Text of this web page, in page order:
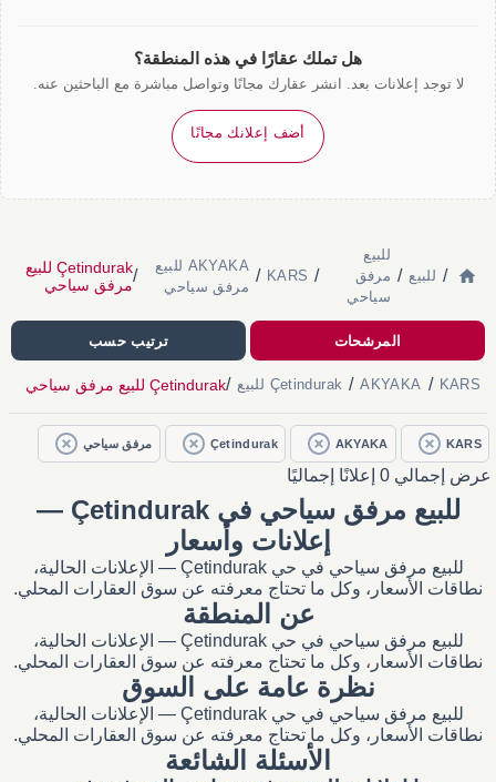
هل تملك عقارًا في هذه المنطقة؟
لا توجد إعلانات بعد. انشر عقارك مجانًا وتواصل مباشرة مع الباحثين عنه.
أضف إعلانك مجانًا
/ للبيع /
للبيع
مرفق
سياحي
/
KARS
/
AKYAKA للبيع
مرفق سياحي
/
Çetindurak للبيع
مرفق سياحي
المرشحات ترتيب حسب
KARS
/
AKYAKA
/ Çetindurak للبيع /Çetindurak للبيع مرفق سياحي
KARS
AKYAKA
Çetindurak مرفق سياحي
عرض إجمالي 0 إعلانًا إجماليًا
للبيع مرفق سياحي في Çetindurak —
إعلانات وأسعار
للبيع مرفق سياحي في حي Çetindurak — الإعلانات الحالية،
نطاقات الأسعار، وكل ما تحتاج معرفته عن سوق العقارات المحلي.
عن المنطقة
للبيع مرفق سياحي في حي Çetindurak — الإعلانات الحالية،
نطاقات الأسعار، وكل ما تحتاج معرفته عن سوق العقارات المحلي.
نظرة عامة على السوق
للبيع مرفق سياحي في حي Çetindurak — الإعلانات الحالية،
نطاقات الأسعار، وكل ما تحتاج معرفته عن سوق العقارات المحلي.
الأسئلة الشائعة